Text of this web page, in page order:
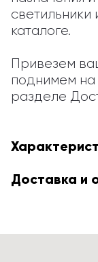
светильники
каталоге.
Привезем
поднимем на
разделе
Доставка и